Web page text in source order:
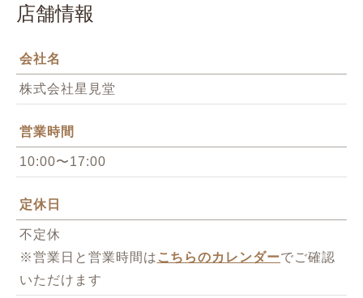
店舗情報
会社名
株式会社星見堂
営業時間
10:00〜17:00
定休日
不定休
※営業日と営業時間は こちらのカレンダーでご確認
いただけます